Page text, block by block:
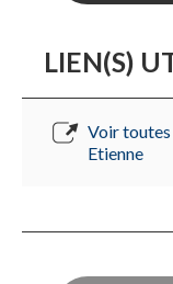
LIEN(S)
Voir toutes
Etienne